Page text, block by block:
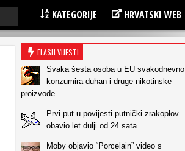
KATEGORIJE HRVATSKI WEB
FLASH VIJESTI
Svaka šesta osoba u EU svakodnevno
konzumira duhan i druge nikotinske
proizvode
Prvi put u povijesti putnički zrakoplov
obavio let dulji od 24 sata
Moby objavio “Porcelain” video s